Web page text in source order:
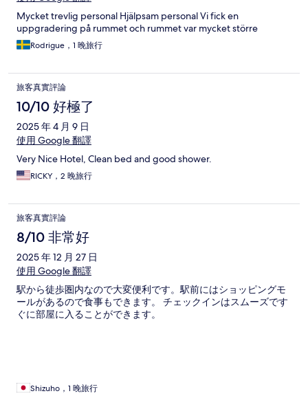
Mycket trevlig personal Hjälpsam personal Vi fick en
uppgradering på rummet och rummet var mycket större
Rodrigue，1 晚旅行
旅客真實評論
10/10 好極了
2025 年 4 月 9 日
使用 Google 翻譯
Very Nice Hotel, Clean bed and good shower.
RICKY，2 晚旅行
旅客真實評論
8/10 非常好
2025 年 12 月 27 日
使用 Google 翻譯
駅から徒歩圏内なので大変便利です。駅前にはショッピングモ
ールがあるので食事もできます。 チェックインはスムーズです
ぐに部屋に入ることができます。
Shizuho，1 晚旅行